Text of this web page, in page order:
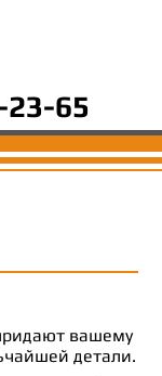
23-65
вашему
детали.